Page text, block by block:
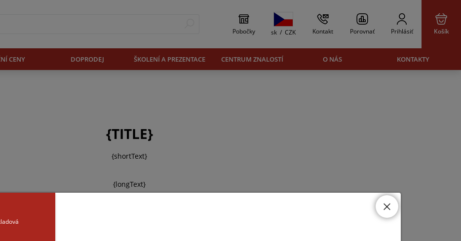
Pobočky sk / CZK Kontakt Porovnať Prihlásiť Košík
CENY DOPRODEJ ŠKOLENÍ A PREZENTACE CENTRUM ZNALOSTÍ O NÁS KONTAKTY
{TITLE}
{shortText}
{longText}